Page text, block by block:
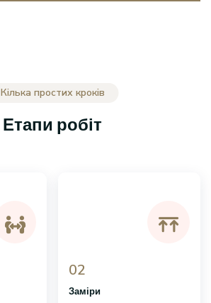
Кілька простих кроків
Етапи робіт
02
Заміри